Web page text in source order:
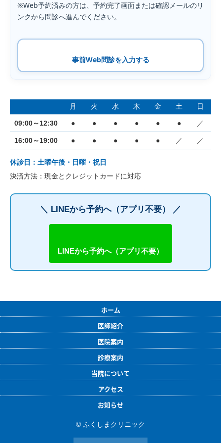
※Web予約済みの方は、予約完了画面または確認メールのリ
ンクから問診へ進んでください。
事前Web問診を入力する
月 火 水 木 金 土 日
09:00～12:30 ● ● ● ● ● ● ／
16:00～19:00 ● ● ● ● ● ／ ／
休診日：土曜午後・日曜・祝日
決済方法：現金とクレジットカードに対応
＼ LINEから予約へ（アプリ不要） ／
LINEから予約へ（アプリ不要）
ホーム
医師紹介
医院案内
診療案内
当院について
アクセス
お知らせ
© ふくしまクリニック